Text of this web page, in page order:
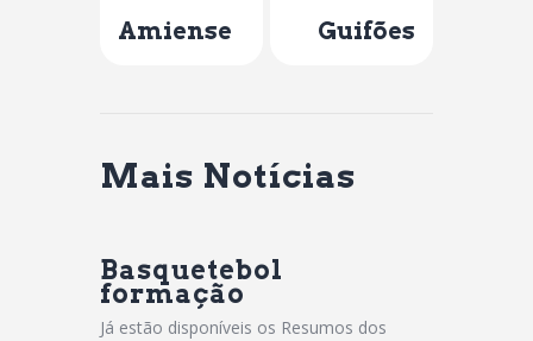
Amiense Guifões
Mais Notícias
Basquetebol
formação
Já estão disponíveis os Resumos dos